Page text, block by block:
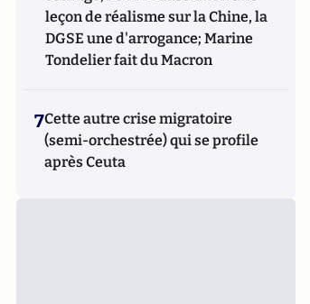
leçon de réalisme sur la Chine, la
DGSE une d'arrogance; Marine
Tondelier fait du Macron
7Cette autre crise migratoire
(semi-orchestrée) qui se profile
après Ceuta